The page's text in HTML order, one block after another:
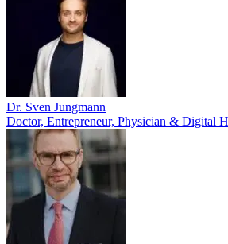
Dr. Sven Jungmann
Doctor, Entrepreneur, Physician & Digital